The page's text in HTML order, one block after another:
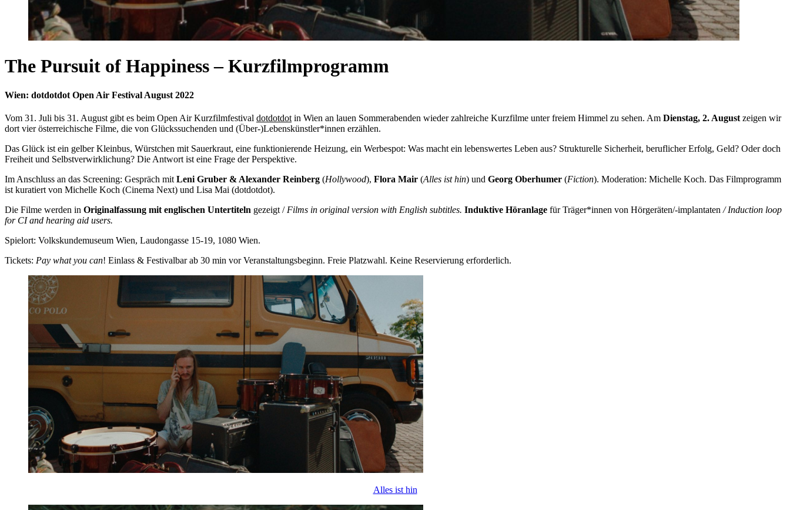
The Pursuit of Happiness – Kurzfilmprogramm
Wien: dotdotdot Open Air Festival August 2022
Vom 31. Juli bis 31. August gibt es beim Open Air Kurzfilmfestival dotdotdot in Wien an lauen Sommerabenden wieder zahlreiche Kurzfilme unter freiem Himmel zu sehen. Am Dienstag, 2. August zeigen wir
dort vier österreichische Filme, die von Glückssuchenden und (Über-)Lebenskünstler*innen erzählen.
Das Glück ist ein gelber Kleinbus, Würstchen mit Sauerkraut, eine funktionierende Heizung, ein Werbespot: Was macht ein lebenswertes Leben aus? Strukturelle Sicherheit, beruflicher Erfolg, Geld? Oder doch
Freiheit und Selbstverwirklichung? Die Antwort ist eine Frage der Perspektive.
Im Anschluss an das Screening: Gespräch mit Leni Gruber & Alexander Reinberg (Hollywood), Flora Mair (Alles ist hin) und Georg Oberhumer (Fiction). Moderation: Michelle Koch. Das Filmprogramm
ist kuratiert von Michelle Koch (Cinema Next) und Lisa Mai (dotdotdot).
Die Filme werden in Originalfassung mit englischen Untertiteln gezeigt / Films in original version with English subtitles. Induktive Höranlage für Träger*innen von Hörgeräten/-implantaten / Induction loop
for CI and hearing aid users.
Spielort: Volkskundemuseum Wien, Laudongasse 15-19, 1080 Wien.
Tickets: Pay what you can! Einlass & Festivalbar ab 30 min vor Veranstaltungsbeginn. Freie Platzwahl. Keine Reservierung erforderlich.
Alles ist hin